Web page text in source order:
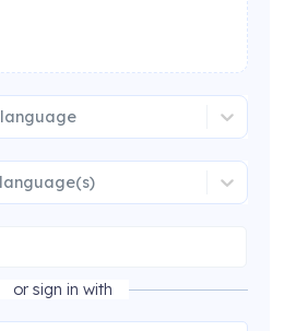
or sign in with